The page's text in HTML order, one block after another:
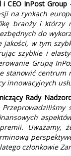
i CEO InPost Group
na rynkach
branży i
do
jakości, w tym
szybkie i
Grupą
stanowić
innowacyjnych
Rady
Uważamy,
członkowie